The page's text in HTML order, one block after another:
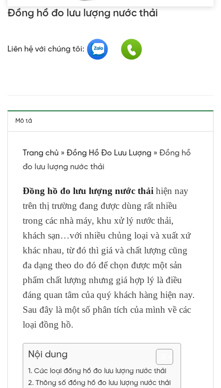
Đồng hồ đo lưu lượng nước thải
Liên hệ với chúng tôi:
Mô tả
Trang chủ » Đồng Hồ Đo Lưu Lượng » Đồng hồ
đo lưu lượng nước thải
Đồng hồ đo lưu lượng nước thải hiện nay
trên thị trường đang được dùng rất nhiều
trong các nhà máy, khu xử lý nước thải,
khách sạn…với nhiều chủng loại và xuất xứ
khác nhau, từ đó thì giá và chất lượng cũng
đa dạng theo do đó để chọn được một sản
phẩm chất lượng nhưng giá hợp lý là điều
đáng quan tâm của quý khách hàng hiện nay.
Sau đây là một số phân tích của mình về các
loại đồng hồ.
Nội dung
Các loại đồng hồ đo lưu lượng nước thải
Thông số đồng hồ đo lưu lượng nước thải